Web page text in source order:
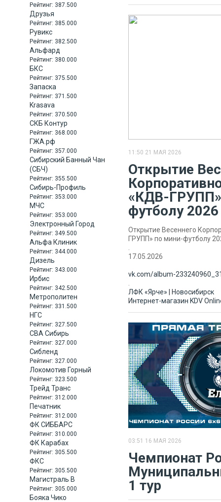
Рейтинг: 387.500
Друзья
Рейтинг: 385.000
Рувикс
Рейтинг: 382.500
Альфард
Рейтинг: 380.000
БКС
Рейтинг: 375.500
Запаска
Рейтинг: 371.500
Krasava
Рейтинг: 370.500
СКБ Контур
Рейтинг: 368.000
ГЖА.рф
Рейтинг: 357.000
Сибирский Банный Чан
(СБЧ)
Рейтинг: 355.500
Сибирь-Профиль
Рейтинг: 353.000
МЧС
Рейтинг: 353.000
Электронный Город
Рейтинг: 349.500
Альфа Клиник
Рейтинг: 344.000
Дизель
Рейтинг: 343.000
Ирбис
Рейтинг: 342.500
Метрополитен
Рейтинг: 331.500
НГС
Рейтинг: 327.500
СВА Сибирь
Рейтинг: 327.000
Сибленд
Рейтинг: 327.000
Локомотив Горный
Рейтинг: 323.500
Трейд Транс
Рейтинг: 312.000
Печатник
Рейтинг: 312.000
ФК СИББАРС
Рейтинг: 310.000
ФК Карабах
Рейтинг: 305.500
ФКС
Рейтинг: 305.500
Магистраль В
Рейтинг: 305.000
Бояка Чико
11:50 21 МАЯ 2026
Открытие
«КДВ-
футболу 2026
Открытие Весеннего
ГРУПП» по мини-футболу
.
17.05.2026
vk.com/album-
.
ЛФК «Ярче» | Новосибирск
Интернет-магазин KDV
03:51 16 МАЯ 2026
Чемпионат
1 тур